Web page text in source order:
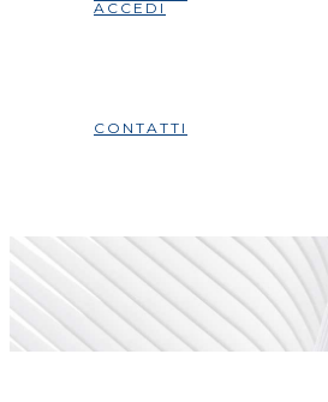
ACCEDI
CONTATTI